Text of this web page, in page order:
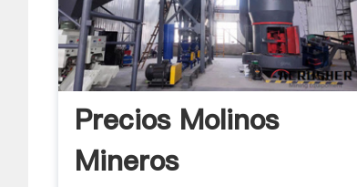
Precios Molinos
Mineros